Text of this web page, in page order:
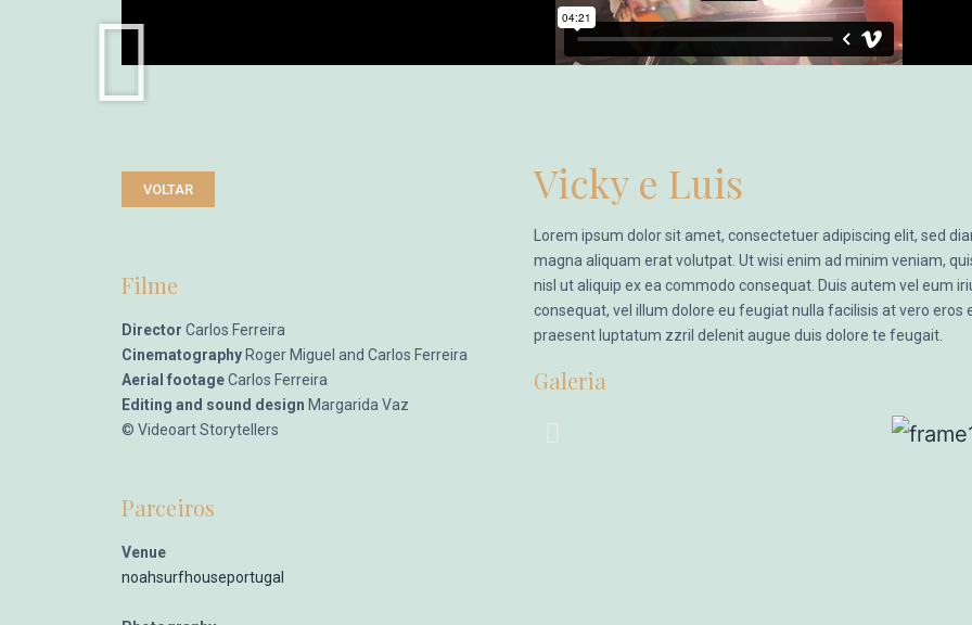
VOLTAR
Filme
Director Carlos Ferreira
CinematographyRoger Miguel and Carlos Ferreira
Aerial footageCarlos Ferreira
Editing and sound design Margarida Vaz
© Videoart Storytellers
Parceiros
Venue
noahsurfhouseportugal
Vicky e Luis
Lorem ipsum dolor sit amet, consectetuer adipiscing elit, sed
magna aliquam erat volutpat. Ut wisi enim ad minim veniam,
nisl ut aliquip ex ea commodo consequat. Duis autem vel eum
consequat, vel illum dolore eu feugiat nulla facilisis at vero
praesent luptatum zzril delenit augue duis dolore te feugait.
Galeria